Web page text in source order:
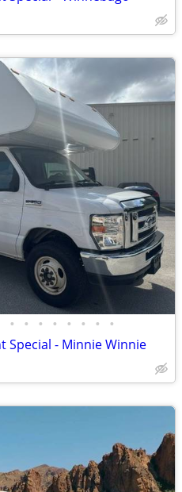
• • • • • • • •
Special - Minnie Winnie